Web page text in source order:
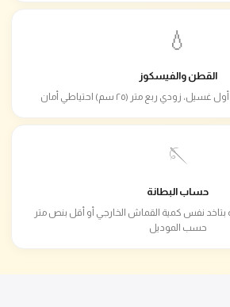
💧
القطن والفيسكوز
زودي ربع متر (٢٥ سم) احتياطي أمان
🪡
حساب البطانة
نفس كمية القماش الخارجي أو أقل بنص متر
حسب الموديل